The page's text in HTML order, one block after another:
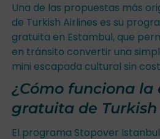
Una de las propuestas más
de Turkish Airlines es su
gratuita en Estambul, que
en tránsito convertir una
mini escapada cultural sin
¿Cómo funciona la
gratuita de Turkish
El programa Stopover